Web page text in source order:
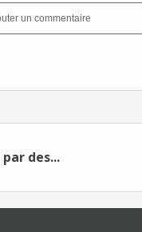
un commentaire
des...